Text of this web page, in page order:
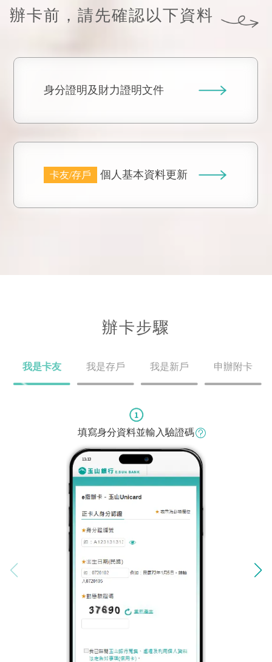
辦卡前，請先確認以下資料
身分證明及財力證明文件
卡友/存戶 個人基本資料更新
辦卡步驟
我是卡友 我是存戶 我是新戶 申辦附卡
填寫身分資料並輸入驗證碼